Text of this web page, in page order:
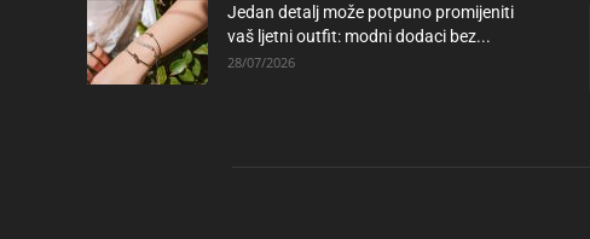
Jedan detalj može potpuno promijeniti
vaš ljetni outfit: modni dodaci bez...
28/07/2026